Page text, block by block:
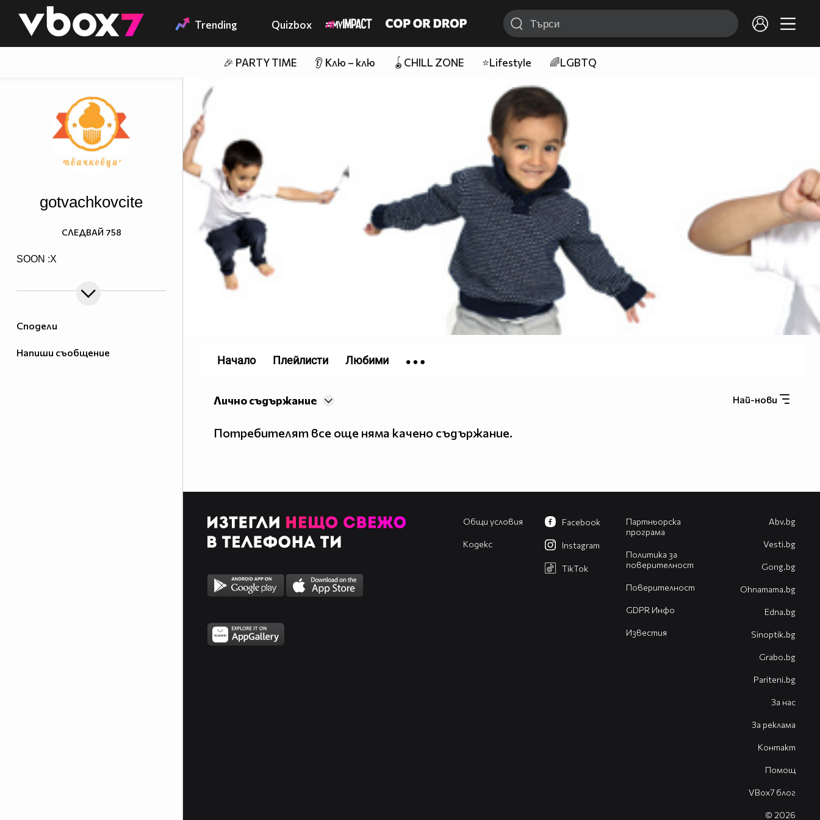
👾 Trending Quizbox
🎉 PARTY TIME 👂 Клю – клю 🪀CHILL ZONE ⭐Lifestyle 🌈LGBTQ
Сподели
Напиши съобщение
gotvachkovcite
SOON :X
СЛЕДВАЙ 758
Най-нови
Лично съдържание
Потребителят все още няма качено съдържание.
Начало Плейлисти Любими
Общи условия
Кодекс
Партньорска
програма
Политика за
поверителност
Поверителност
GDPR Инфо
Известия
Facebook
Instagram
TikTok
Abv.bg
Vesti.bg
Gong.bg
Оhnamama.bg
Edna.bg
Sinoptik.bg
Grabo.bg
Pariteni.bg
За нас
За реклама
Контакт
Помощ
VBox7 блог
© 2026